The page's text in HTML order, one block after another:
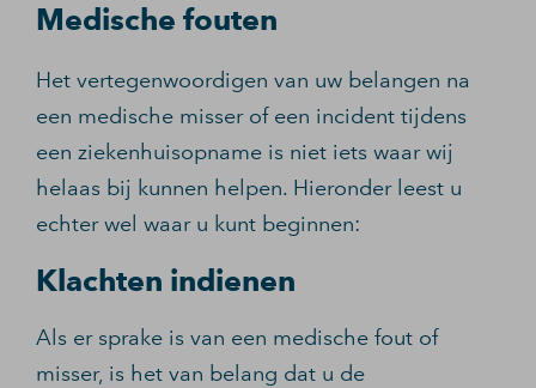
Medische fouten
Het vertegenwoordigen van uw belangen na
een medische misser of een incident tijdens
een ziekenhuisopname is niet iets waar wij
helaas bij kunnen helpen. Hieronder leest u
echter wel waar u kunt beginnen:
Klachten indienen
Als er sprake is van een medische fout of
misser, is het van belang dat u de